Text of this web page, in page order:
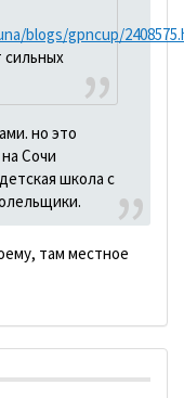
blogs/gpncup/
сильных
но это
Сочи
школа с
там местное